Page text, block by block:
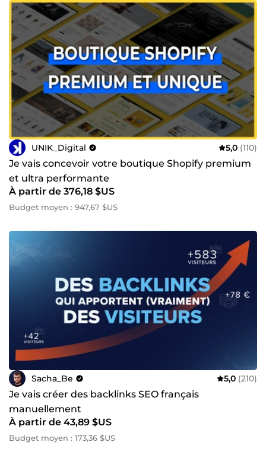
UNIK_Digital 5,0 (110)
Je vais concevoir votre boutique Shopify premium
et ultra performante
À partir de 376,18 $US
Budget moyen : 947,67 $US
Sacha_Be 5,0 (210)
Je vais créer des backlinks SEO français
manuellement
À partir de 43,89 $US
Budget moyen : 173,36 $US